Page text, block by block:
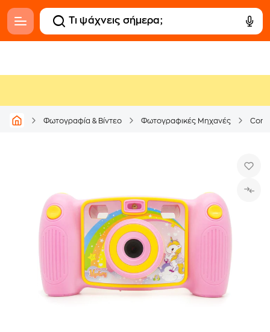
Φωτογραφία & Βίντεο Φωτογραφικές Μηχανές